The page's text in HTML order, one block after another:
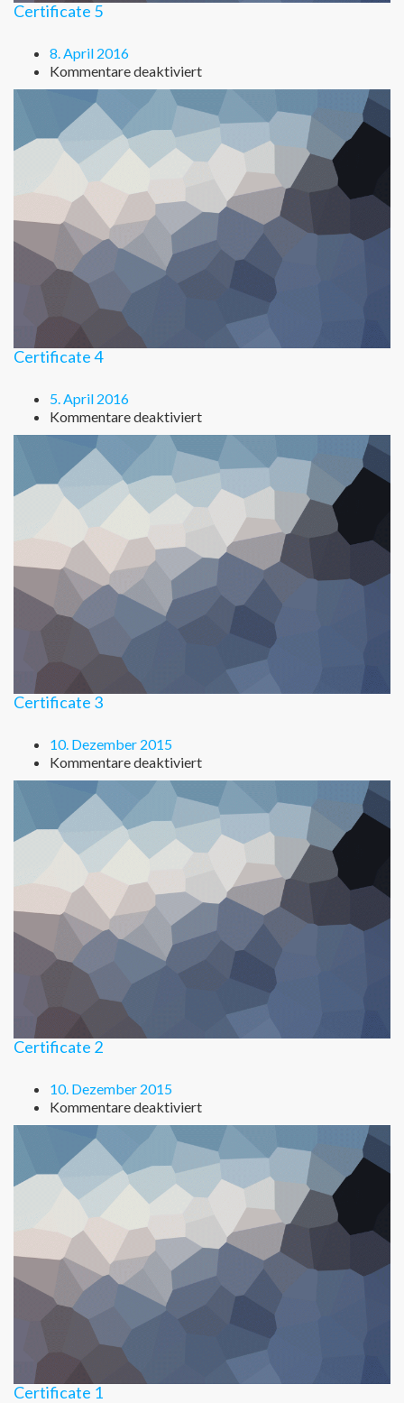
Certificate 5
8. April 2016
Kommentare deaktiviertfür
Certificate
Certificate 4
5. April 2016
Kommentare deaktiviertfür
Certificate
Certificate 3
10. Dezember 2015
Kommentare deaktiviertfür
Certificate
Certificate 2
10. Dezember 2015
Kommentare deaktiviertfür
Certificate
Certificate 1